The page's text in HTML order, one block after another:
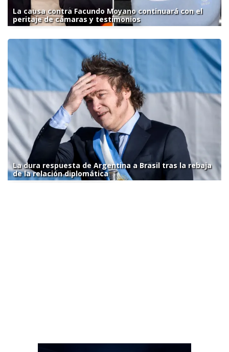
La causa contra Facundo Moyano continuará con el
peritaje de cámaras y testimonios
La dura respuesta de Argentina a Brasil tras la rebaja
de la relación diplomática